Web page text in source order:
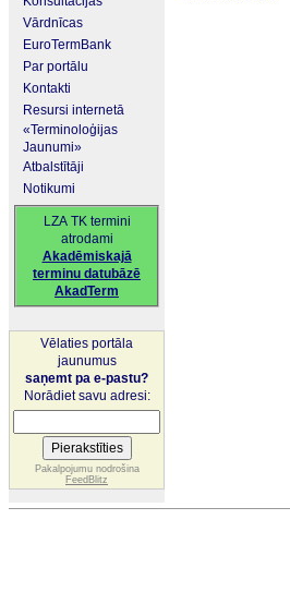
Vārdnīcas
EuroTermBank
Par portālu
Kontakti
Resursi internetā
«Terminoloģijas
Jaunumi»
Atbalstītāji
Notikumi
LZA TK termini
atrodami
Akadēmiskajā
terminu datubāzē
AkadTerm
Vēlaties portāla
jaunumus
saņemt pa e-pastu?
Norādiet savu adresi:
Pakalpojumu nodrošina
FeedBlitz